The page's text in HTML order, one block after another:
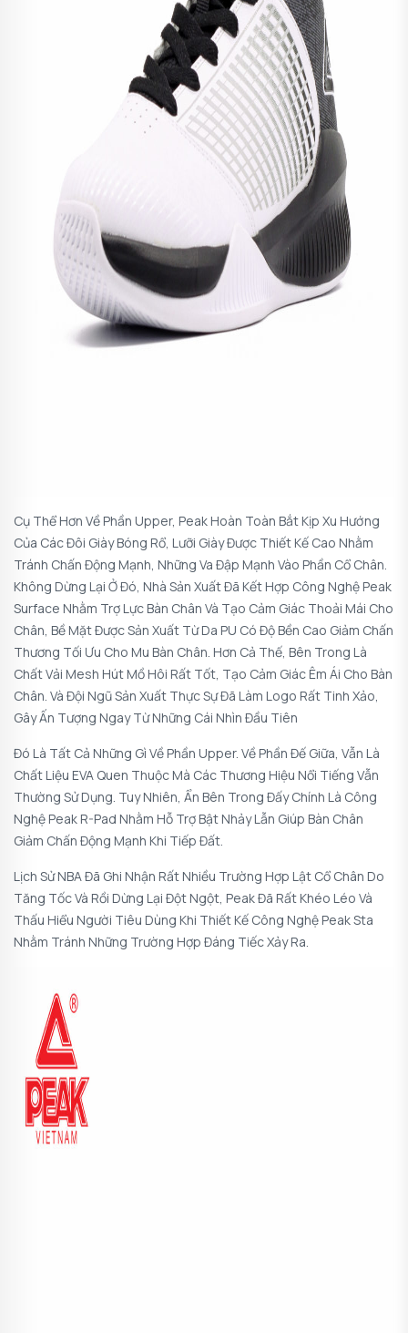
Cụ Thể Hơn Về Phần Upper, Peak Hoàn Toàn Bắt Kịp Xu Hướng
Của Các Đôi Giày Bóng Rổ, Lưỡi Giày Được Thiết Kế Cao Nhằm
Tránh Chấn Động Mạnh, Những Va Đập Mạnh Vào Phần Cổ Chân.
Không Dừng Lại Ở Đó, Nhà Sản Xuất Đã Kết Hợp Công Nghệ Peak
Surface Nhằm Trợ Lực Bàn Chân Và Tạo Cảm Giác Thoải Mái Cho
Chân, Bề Mặt Được Sản Xuất Từ Da PU Có Độ Bền Cao Giảm Chấn
Thương Tối Ưu Cho Mu Bàn Chân. Hơn Cả Thế, Bên Trong Là
Chất Vải Mesh Hút Mồ Hôi Rất Tốt, Tạo Cảm Giác Êm Ái Cho Bàn
Chân. Và Đội Ngũ Sản Xuất Thực Sự Đã Làm Logo Rất Tinh Xảo,
Gây Ấn Tượng Ngay Từ Những Cái Nhìn Đầu Tiên
Đó Là Tất Cả Những Gì Về Phần Upper. Về Phần Đế Giữa, Vẫn Là
Chất Liệu EVA Quen Thuộc Mà Các Thương Hiệu Nổi Tiếng Vẫn
Thường Sử Dụng. Tuy Nhiên, Ẩn Bên Trong Đấy Chính Là Công
Nghệ Peak R-Pad Nhằm Hỗ Trợ Bật Nhảy Lẫn Giúp Bàn Chân
Giảm Chấn Động Mạnh Khi Tiếp Đất.
Lịch Sử NBA Đã Ghi Nhận Rất Nhiều Trường Hợp Lật Cổ Chân Do
Tăng Tốc Và Rồi Dừng Lại Đột Ngột, Peak Đã Rất Khéo Léo Và
Thấu Hiểu Người Tiêu Dùng Khi Thiết Kế Công Nghệ Peak Sta
Nhằm Tránh Những Trường Hợp Đáng Tiếc Xảy Ra.